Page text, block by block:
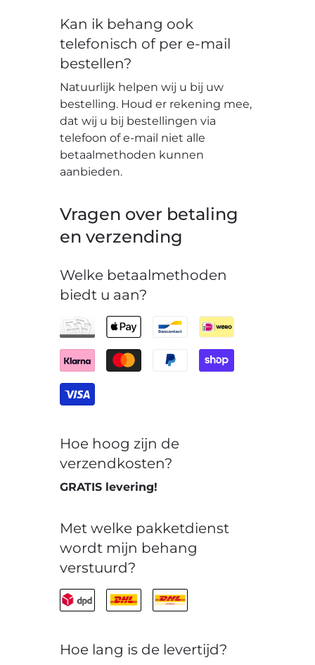
Kan ik behang ook
telefonisch of per e-mail
bestellen?
Natuurlijk helpen wij u bij uw
bestelling. Houd er rekening mee,
dat wij u bij bestellingen via
telefoon of e-mail niet alle
betaalmethoden kunnen
aanbieden.
Vragen over betaling
en verzending
Welke betaalmethoden
biedt u aan?
Hoe hoog zijn de
verzendkosten?
GRATIS levering!
Met welke pakketdienst
wordt mijn behang
verstuurd?
Hoe lang is de levertijd?